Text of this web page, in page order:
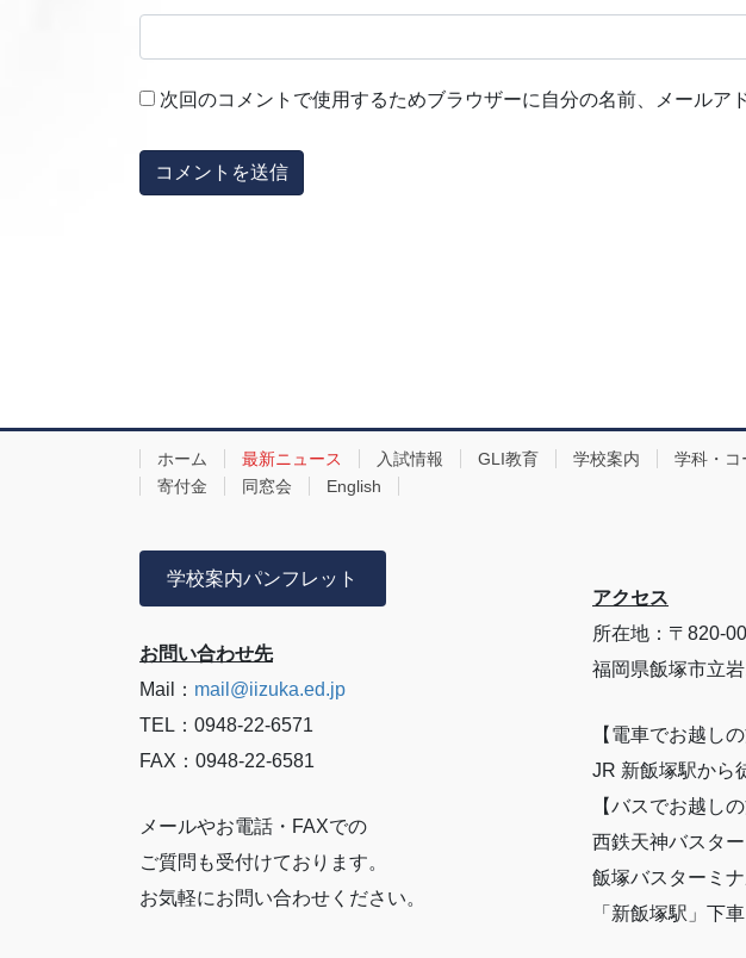
次回のコメントで使用するためブラウザーに自分の名前、メールア
ホーム 最新ニュース 入試情報 GLI教育 学校案内 学科・コ
寄付金
同窓会 English
学校案内パンフレット
お問い合わせ先
Mail： mail@iizuka.ed.jp
TEL：0948-22-6571
FAX：0948-22-6581
メールやお電話・FAXでの
ご質問も受付けております。
お気軽にお問い合わせください。
アクセス
所在地：〒820-
福岡県飯塚市立
【電車でお越しの
JR 新飯塚駅から
【バスでお越しの
西鉄天神バスタ
飯塚バスターミ
「新飯塚駅」下車